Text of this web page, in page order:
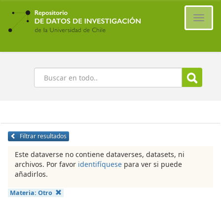
Ir
contenido
principal
Buscar
Filtrar resultados
Este dataverse no contiene dataverses, datasets, ni
archivos. Por favor identifíquese para ver si puede
añadirlos.
Materia: Otro